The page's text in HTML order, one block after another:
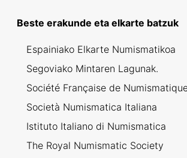
Beste erakunde eta elkarte batzuk
Espainiako Elkarte Numismatikoa
Segoviako Mintaren Lagunak.
Société Française de
Società Numismatica Italiana
Istituto Italiano di Numismatica
The Royal Numismatic Society